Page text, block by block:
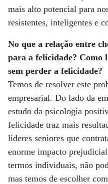
mais alto potencial para
resistentes, inteligentes e
No que a relação entre
para a felicidade? Como
sem perder a felicidade?
Temos de resolver este
empresarial. Do lado da
estudo da psicologia
felicidade traz mais
líderes seniores que
enorme impacto
termos individuais, não
mas temos de escolher